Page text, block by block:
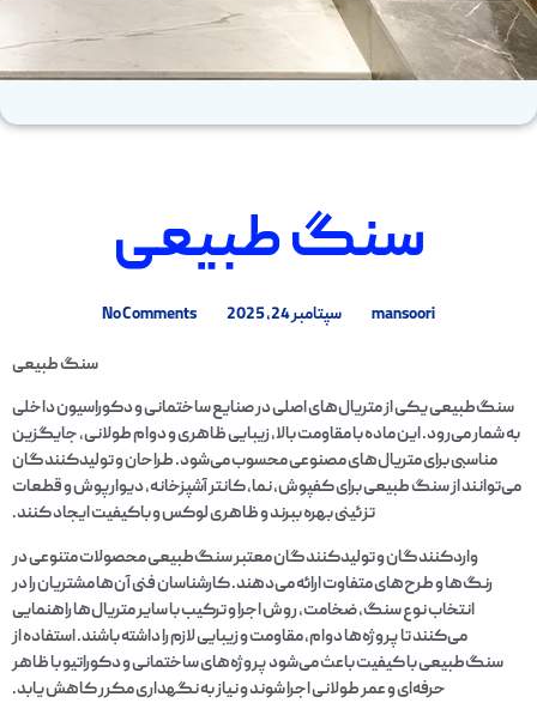
سنگ طبیعی
mansoori سپتامبر 24, 2025 No Comments
سنگ طبیعی
سنگ‌طبیعی یکی از متریال‌های اصلی در صنایع ساختمانی و دکوراسیون داخلی
به شمار می‌رود. این ماده با مقاومت بالا، زیبایی ظاهری و دوام طولانی، جایگزین
مناسبی برای متریال‌های مصنوعی محسوب می‌شود. طراحان و تولیدکنندگان
می‌توانند از سنگ طبیعی برای کفپوش، نما، کانتر آشپزخانه، دیوارپوش و قطعات
تزئینی بهره ببرند و ظاهری لوکس و باکیفیت ایجاد کنند.
واردکنندگان و تولیدکنندگان معتبر سنگ‌طبیعی محصولات متنوعی در
رنگ‌ها و طرح‌های متفاوت ارائه می‌دهند. کارشناسان فنی آن‌ها مشتریان را در
انتخاب نوع سنگ، ضخامت، روش اجرا و ترکیب با سایر متریال‌ها راهنمایی
می‌کنند تا پروژه‌ها دوام، مقاومت و زیبایی لازم را داشته باشند. استفاده از
سنگ‌طبیعی با کیفیت باعث می‌شود پروژه‌های ساختمانی و دکوراتیو با ظاهر
حرفه‌ای و عمر طولانی اجرا شوند و نیاز به نگهداری مکرر کاهش یابد.